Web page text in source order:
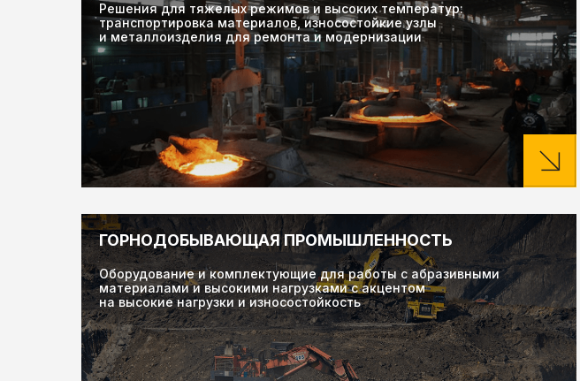
Решения для тяжелых режимов и высоких температур:
транспортировка материалов, износостойкие узлы
и металлоизделия для ремонта и модернизации
Оборудование и комплектующие для работы с абразивными
материалами и высокими нагрузками с акцентом
на высокие нагрузки и износостойкость
ГОРНОДОБЫВАЮЩАЯ ПРОМЫШЛЕННОСТЬ